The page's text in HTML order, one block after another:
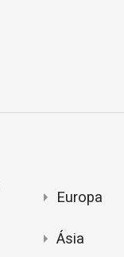
Europa
Ásia